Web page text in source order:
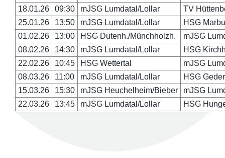
18.01.26
09:30 mJSG Lumdatal/Lollar
TV
25.01.26
13:50 mJSG Lumdatal/Lollar
HSG
01.02.26
13:00 HSG Dutenh./Münchholzh.
mJSG
08.02.26
14:30 mJSG Lumdatal/Lollar
HSG
22.02.26
10:45 HSG Wettertal
mJSG
08.03.26
11:00 mJSG Lumdatal/Lollar
HSG
15.03.26
15:30 mJSG Heuchelheim/Bieber
mJSG
22.03.26
13:45 mJSG Lumdatal/Lollar HSG